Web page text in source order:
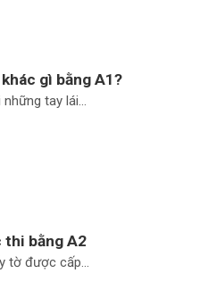
gì bằng A1?
tay lái...
thi bằng A2
tờ được cấp...